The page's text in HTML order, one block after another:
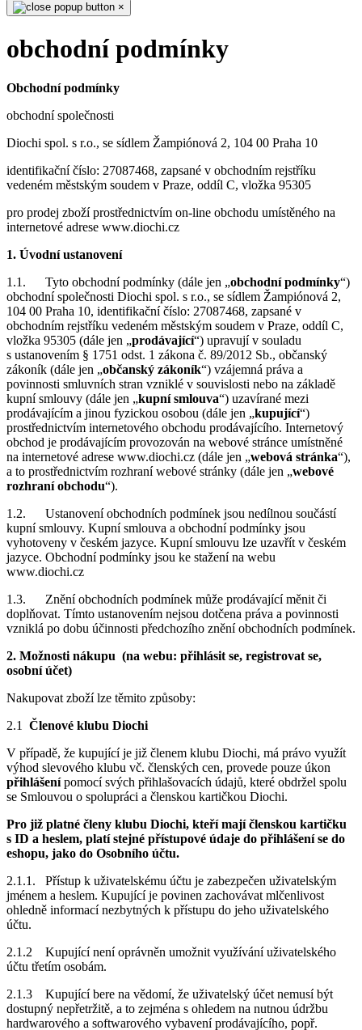
×
obchodní podmínky
Obchodní podmínky
obchodní společnosti
Diochi spol. s r.o., se sídlem Žampiónová 2, 104 00 Praha 10
identifikační číslo: 27087468, zapsané v obchodním rejstříku
vedeném městským soudem v Praze, oddíl C, vložka 95305
pro prodej zboží prostřednictvím on-line obchodu umístěného na
internetové adrese www.diochi.cz
1. Úvodní ustanovení
1.1. Tyto obchodní podmínky (dále jen „obchodní podmínky“)
obchodní společnosti Diochi spol. s r.o., se sídlem Žampiónová 2,
104 00 Praha 10, identifikační číslo: 27087468, zapsané v
obchodním rejstříku vedeném městským soudem v Praze, oddíl C,
vložka 95305 (dále jen „prodávající“) upravují v souladu
s ustanovením § 1751 odst. 1 zákona č. 89/2012 Sb., občanský
zákoník (dále jen „občanský zákoník“) vzájemná práva a
povinnosti smluvních stran vzniklé v souvislosti nebo na základě
kupní smlouvy (dále jen „kupní smlouva“) uzavírané mezi
prodávajícím a jinou fyzickou osobou (dále jen „kupující“)
prostřednictvím internetového obchodu prodávajícího. Internetový
obchod je prodávajícím provozován na webové stránce umístněné
na internetové adrese www.diochi.cz (dále jen „webová stránka“),
a to prostřednictvím rozhraní webové stránky (dále jen „webové
rozhraní obchodu“).
1.2. Ustanovení obchodních podmínek jsou nedílnou součástí
kupní smlouvy. Kupní smlouva a obchodní podmínky jsou
vyhotoveny v českém jazyce. Kupní smlouvu lze uzavřít v českém
jazyce. Obchodní podmínky jsou ke stažení na webu
www.diochi.cz
1.3. Znění obchodních podmínek může prodávající měnit či
doplňovat. Tímto ustanovením nejsou dotčena práva a povinnosti
vzniklá po dobu účinnosti předchozího znění obchodních podmínek.
2. Možnosti nákupu (na webu: přihlásit se, registrovat se,
osobní účet)
Nakupovat zboží lze těmito způsoby:
2.1
Členové klubu Diochi
V případě, že kupující je již členem klubu Diochi, má právo využít
výhod slevového klubu vč. členských cen, provede pouze úkon
přihlášenípomocí svých přihlašovacích údajů, které obdržel spolu
se Smlouvou o spolupráci a členskou kartičkou Diochi.
Pro již platné členy klubu Diochi, kteří mají členskou kartičku
s ID a heslem, platí stejné přístupové údaje do přihlášení se do
eshopu, jako do Osobního účtu.
2.1.1. Přístup k uživatelskému účtu je zabezpečen uživatelským
jménem a heslem. Kupující je povinen zachovávat mlčenlivost
ohledně informací nezbytných k přístupu do jeho uživatelského
účtu.
2.1.2 Kupující není oprávněn umožnit využívání uživatelského
účtu třetím osobám.
2.1.3 Kupující bere na vědomí, že uživatelský účet nemusí být
dostupný nepřetržitě, a to zejména s ohledem na nutnou údržbu
hardwarového a softwarového vybavení prodávajícího, popř.